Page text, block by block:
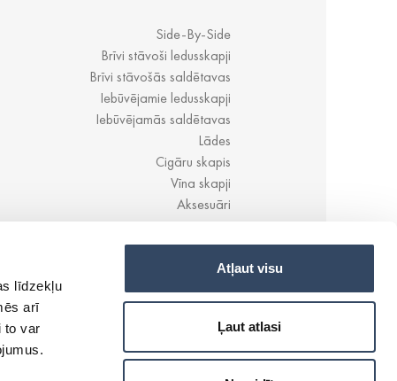
līdzekļu
arī
to var
Atļaut visu
Ļaut atlasi
Side-By-Side
Brīvi stāvoši ledusskapji
Brīvi stāvošās saldētavas
Iebūvējamie ledusskapji
Iebūvējamās saldētavas
Lādes
Cigāru skapis
Vīna skapji
Aksesuāri